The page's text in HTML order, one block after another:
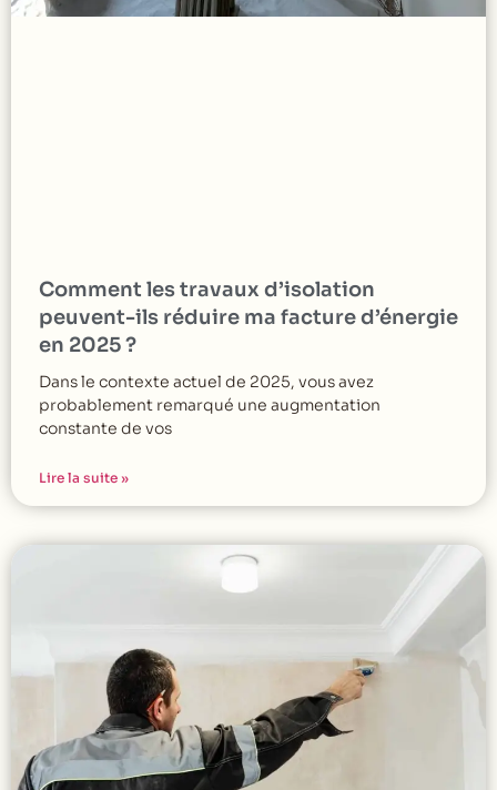
Comment les travaux d’isolation
peuvent-ils réduire ma facture d’énergie
en 2025 ?
Dans le contexte actuel de 2025, vous avez
probablement remarqué une augmentation
constante de vos
Lire la suite »